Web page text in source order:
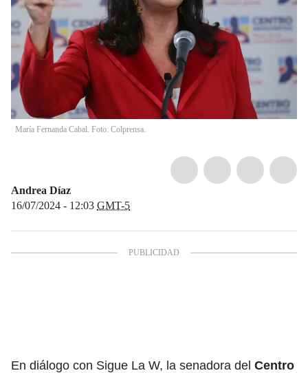
María Fernanda Cabal. Foto: Colprensa.
Andrea Díaz
16/07/2024 - 12:03 GMT-5
En diálogo con Sigue La W, la senadora del Centro